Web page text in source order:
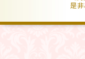
是